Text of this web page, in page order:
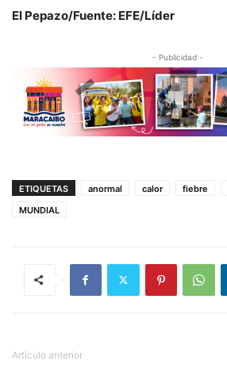
El Pepazo/Fuente: EFE/Líder
- Publicidad -
ETIQUETAS anormal calor fiebre
MUNDIAL
Artículo anterior